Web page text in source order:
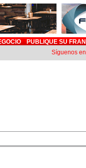
PUBLIQUE SU
Síguenos